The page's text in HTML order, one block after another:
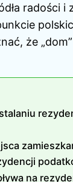
radości i
że
na